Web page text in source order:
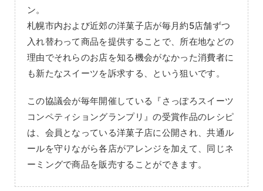
ン。
札幌市内および近郊の洋菓子店が毎月約5店舗ずつ
入れ替わって商品を提供することで、所在地などの
理由でそれらのお店を知る機会がなかった消費者に
も新たなスイーツを訴求する、という狙いです。
この協議会が毎年開催している『さっぽろスイーツ
コンペティショングランプリ』の受賞作品のレシピ
は、会員となっている洋菓子店に公開され、共通ル
ールを守りながら各店がアレンジを加えて、同じネ
ーミングで商品を販売することができます。